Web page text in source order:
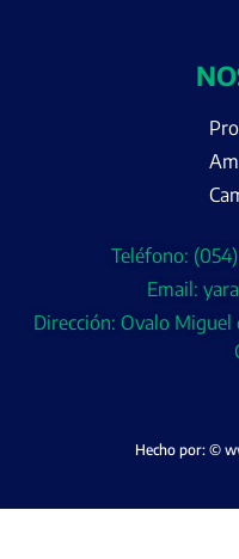
Teléfono:
Email:
Dirección: Ovalo
Hecho por: ©